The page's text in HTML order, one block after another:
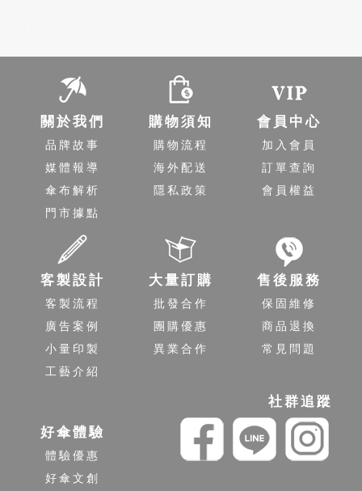
關於我們
品牌故事
媒體報導
傘布解析
門市據點
購物須知
購物流程
海外配送
隱私政策
會員中心
加入會員
訂單查詢
會員權益
客製設計
客製流程
廣告案例
小量印製
工藝介紹
大量訂購
批發合作
團購優惠
異業合作
售後服務
保固維修
商品退換
常見問題
好傘體驗
體驗優惠
好傘文創
社群追蹤